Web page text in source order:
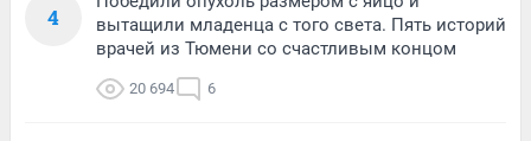
4
вытащили младенца с того света. Пять историй
врачей из Тюмени со счастливым концом
20 694 6